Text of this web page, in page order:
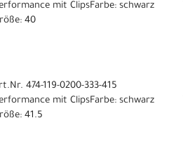
mit ClipsFarbe: schwarz
40
474-119-0200-333-415
mit ClipsFarbe: schwarz
41.5